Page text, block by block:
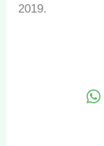
2019.